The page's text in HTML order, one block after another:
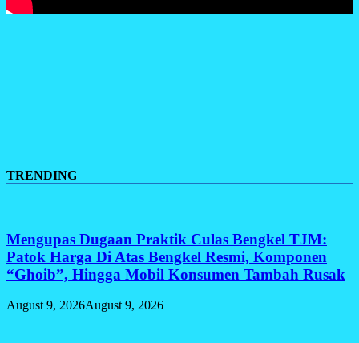
TRENDING
Mengupas Dugaan Praktik Culas Bengkel TJM:
Patok Harga Di Atas Bengkel Resmi, Komponen
“Ghoib”, Hingga Mobil Konsumen Tambah Rusak
August 9, 2026August 9, 2026